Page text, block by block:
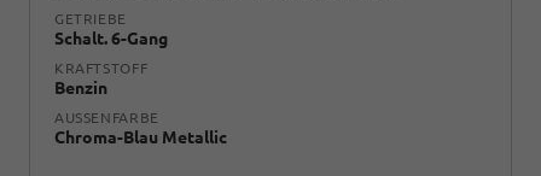
GETRIEBE
Schalt. 6-Gang
KRAFTSTOFF
Benzin
AUSSENFARBE
Chroma-Blau Metallic